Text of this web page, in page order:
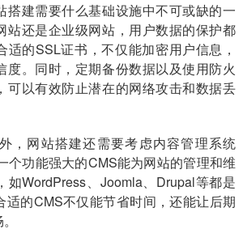
搭建需要什么基础设施中不可或缺的一
站还是企业级网站，用户数据的保护都
适的SSL证书，不仅能加密用户信息，
度。同时，定期备份数据以及使用防火
可以有效防止潜在的网络攻击和数据丢
，网站搭建还需要考虑内容管理系统
个功能强大的CMS能为网站的管理和维
如WordPress、Joomla、Drupal等都是
适的CMS不仅能节省时间，还能让后期